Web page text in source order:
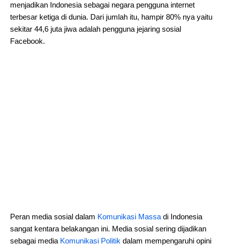
menjadikan Indonesia sebagai negara pengguna internet
terbesar ketiga di dunia. Dari jumlah itu, hampir 80% nya yaitu
sekitar 44,6 juta jiwa adalah pengguna jejaring sosial
Facebook.
Peran media sosial dalam Komunikasi Massa di Indonesia
sangat kentara belakangan ini. Media sosial sering dijadikan
sebagai media Komunikasi Politik dalam mempengaruhi opini